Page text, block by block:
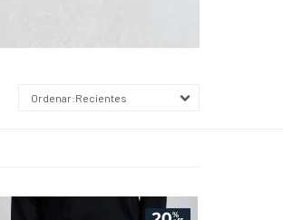
Recientes